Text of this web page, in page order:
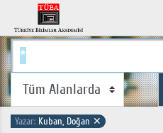
Yazar: Kuban, Doğan ✕